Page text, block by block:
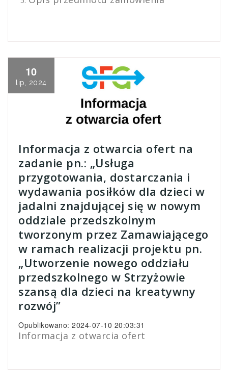
10
lip, 2024
Informacja z otwarcia ofert na
zadanie pn.: „Usługa
przygotowania, dostarczania i
wydawania posiłków dla dzieci w
jadalni znajdującej się w nowym
oddziale przedszkolnym
tworzonym przez Zamawiającego
w ramach realizacji projektu pn.
„Utworzenie nowego oddziału
przedszkolnego w Strzyżowie
szansą dla dzieci na kreatywny
rozwój”
Opublikowano: 2024-07-10 20:03:31
Informacja z otwarcia ofert